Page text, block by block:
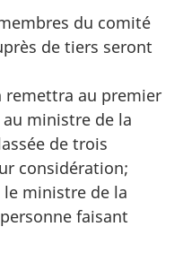
du comité
de tiers seront
remettra au premier
ministre de la
de trois
considération;
ministre de la
faisant